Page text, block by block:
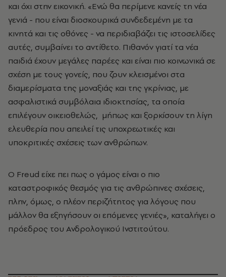
και όχι στην εικονική. «Ενώ θα περίμενε κανείς τη νέα
γενιά - που είναι διοσκουρικά συνδεδεμένη με τα
κινητά και τις οθόνες - να περιδιαβάζει τις ιστοσελίδες
αυτές, συμβαίνει το αντίθετο. Πιθανόν γιατί τα νέα
παιδιά έχουν μεγάλες παρέες και είναι πιο κοινωνικά σε
σχέση με τους γονείς, που ζουν κλεισμένοι στα
διαμερίσματα της μοναξιάς και της γκρίνιας, με
ασφαλιστικά συμβόλαια ιδιοκτησίας, τα οποία
επιλέγουν οικειοθελώς, μήπως και ξορκίσουν τη λίγη
ελευθερία που απειλεί τις υποχρεωτικές και
υποκριτικές σχέσεις των ανθρώπων.
Ο Freud είχε πει πως ο γάμος είναι ο πιο
καταστροφικός θεσμός για τις ανθρώπινες σχέσεις,
πλην, όμως, ο πλέον περιζήτητος για λόγους που
μάλλον θα εξηγήσουν οι επόμενες γενιές», καταλήγει ο
πρόεδρος του Ανδρολογικού Ινστιτούτου.